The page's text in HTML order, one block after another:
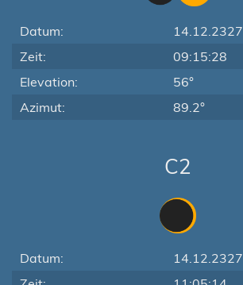
Datum:
14.12.2327
Zeit:
09:15:28
Elevation:
56°
Azimut:
89.2°
C2
Datum:
14.12.2327